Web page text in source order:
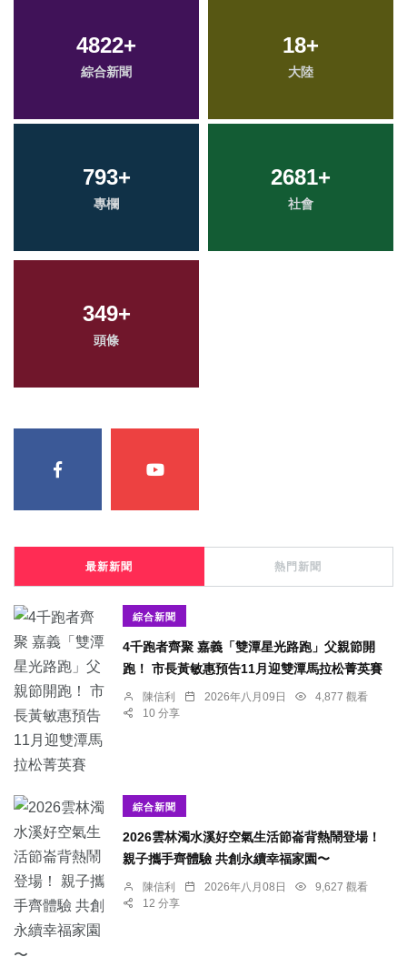
4822+
綜合新聞
18+
大陸
793+
專欄
2681+
社會
349+
頭條
最新新聞 熱門新聞
綜合新聞
4千跑者齊聚 嘉義「雙潭星光路跑」父親節開
跑！ 市長黃敏惠預告11月迎雙潭馬拉松菁英賽
陳信利 2026年八月09日
4,877 觀看
10 分享
綜合新聞
2026雲林濁水溪好空氣生活節崙背熱鬧登場！
親子攜手齊體驗 共創永續幸福家園〜
陳信利 2026年八月08日
9,627 觀看
12 分享